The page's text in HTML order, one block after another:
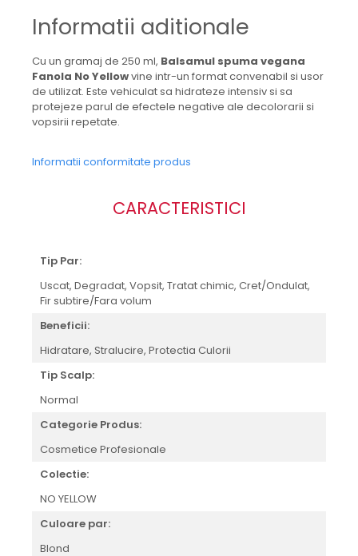
Informatii aditionale
Cu un gramaj de 250 ml, Balsamul spuma vegana
Fanola No Yellowvine intr-un format convenabil si usor
de utilizat. Este vehiculat sa hidrateze intensiv si sa
protejeze parul de efectele negative ale decolorarii si
vopsirii repetate.
Informatii conformitate produs
CARACTERISTICI
Tip Par:
Uscat, Degradat, Vopsit, Tratat chimic, Cret/Ondulat,
Fir subtire/Fara volum
Beneficii:
Hidratare, Stralucire, Protectia Culorii
Tip Scalp:
Normal
Categorie Produs:
Cosmetice Profesionale
Colectie:
NO YELLOW
Culoare par:
Blond